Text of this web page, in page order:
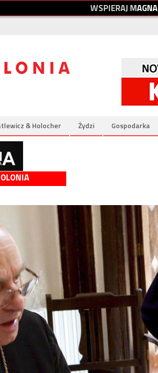
WSPIERAJMAGNA
& Holocher Żydzi Gospodarka